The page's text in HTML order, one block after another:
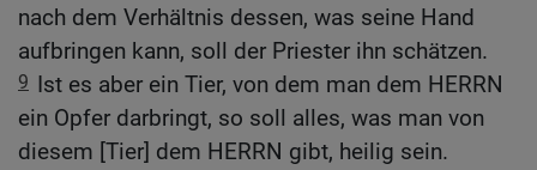
nach dem Verhältnis dessen, was seine Hand
aufbringen kann, soll der Priester ihn schätzen.
9 Ist es aber ein Tier, von dem man dem HERRN
ein Opfer darbringt, so soll alles, was man von
diesem [Tier] dem HERRN gibt, heilig sein.